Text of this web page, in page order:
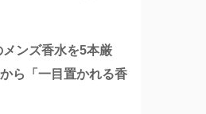
ンズ香水を5本厳
ら「一目置かれる香